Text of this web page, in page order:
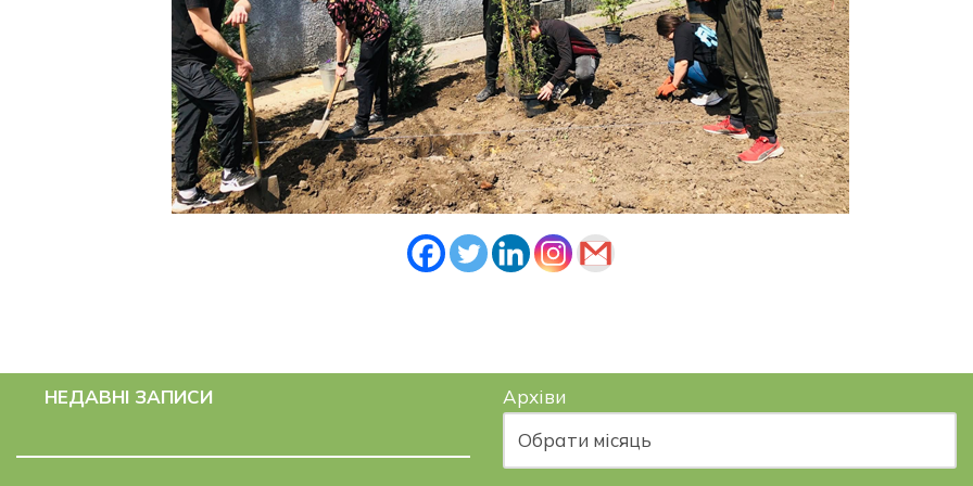
НЕДАВНІ ЗАПИСИ Архіви